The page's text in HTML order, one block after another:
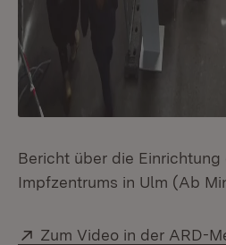
Bericht über die Einrichtung
Impfzentrums in Ulm (Ab
Extern:
Zum Video in der ARD-